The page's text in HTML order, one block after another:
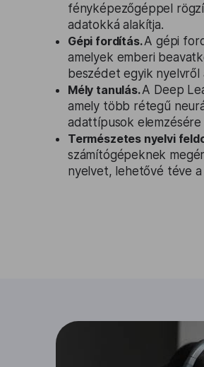
fényképezőgéppel
adatokká alakítja.
Gépi fordítás.A gépi
amelyek emberi
beszédet egyik nyelvről
Mély tanulás.A Deep
amely több rétegű
adattípusok
Természetes nyelvi
számítógépeknek
nyelvet, lehetővé téve